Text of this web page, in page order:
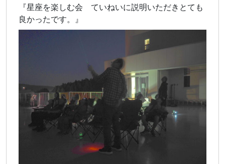
『星座を楽しむ会 ていねいに説明いただきとても
良かったです。』